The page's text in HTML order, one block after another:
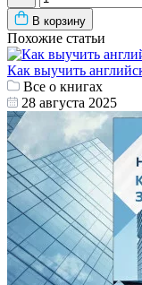
В корзину
Похожие статьи
Как выучить
Все о книгах
28 августа 2025